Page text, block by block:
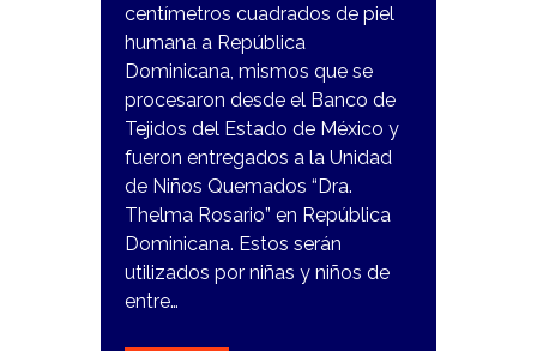
centímetros cuadrados de piel
humana a República
Dominicana, mismos que se
procesaron desde el Banco de
Tejidos del Estado de México y
fueron entregados a la Unidad
de Niños Quemados “Dra.
Thelma Rosario” en República
Dominicana. Estos serán
utilizados por niñas y niños de
entre…